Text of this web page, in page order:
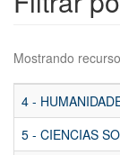
Mostrando
4 -
5 - CIENCIAS